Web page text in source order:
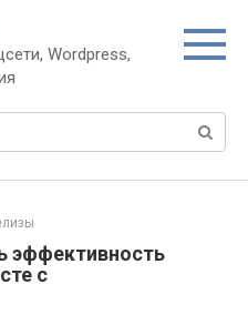
Wordpress,
эффективность
с